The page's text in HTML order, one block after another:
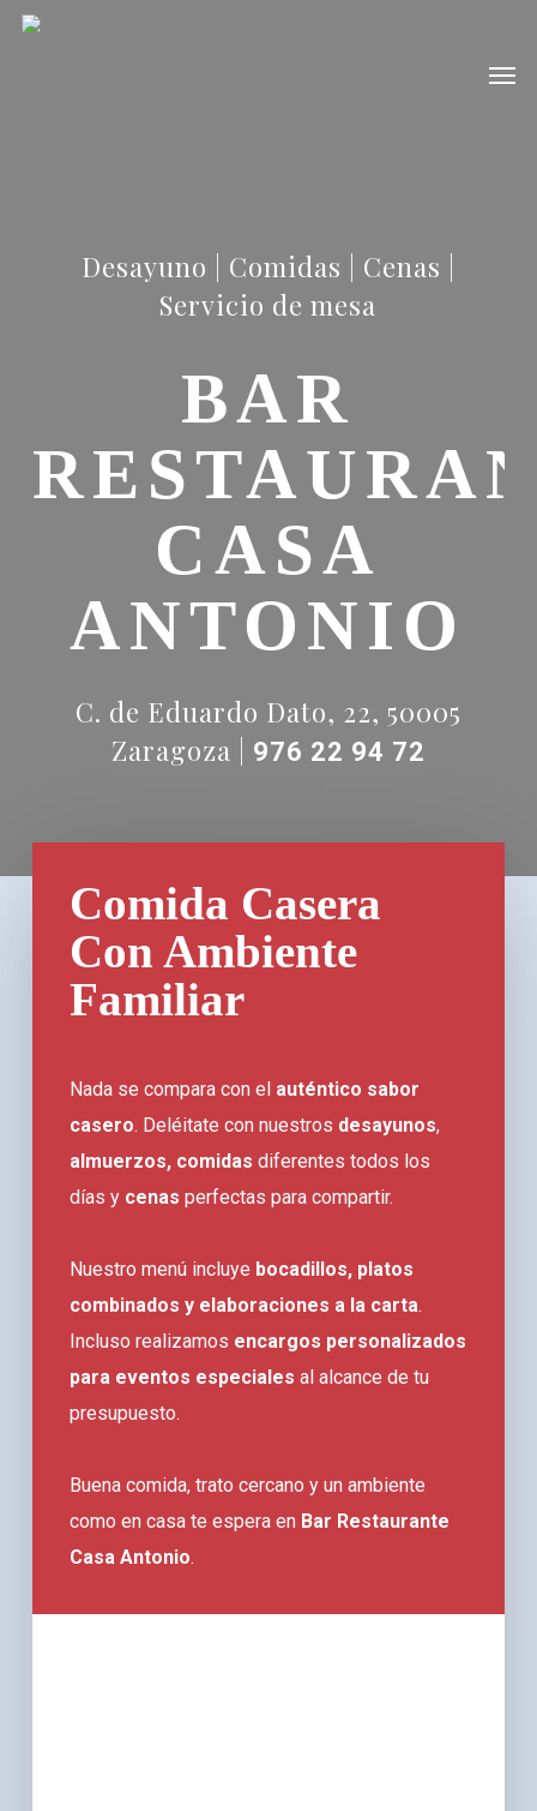
Skip
Desayuno | Comidas | Cenas |
Servicio de mesa
BAR
CASA
ANTONIO
C. de Eduardo Dato, 22, 50005
Zaragoza |
976 22 94 72
Comida Casera
Con Ambiente
Familiar
Nada se compara con el auténtico sabor
casero. Deléitate con nuestros desayunos,
almuerzos, comidasdiferentes todos los
días y cenas perfectas para compartir.
Nuestro menú incluye bocadillos, platos
combinados y elaboraciones a la carta.
Incluso realizamos encargos personalizados
para eventos especiales al alcance de tu
presupuesto.
Buena comida, trato cercano y un ambiente
como en casa te espera en Bar Restaurante
Casa Antonio.